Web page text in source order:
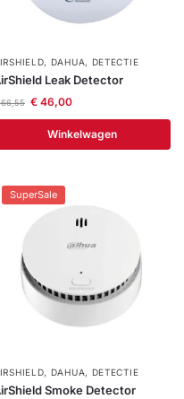
, DAHUA, DETECTIE
Leak Detector
€46,00
Winkelwagen
SuperSale
, DAHUA, DETECTIE
Smoke Detector